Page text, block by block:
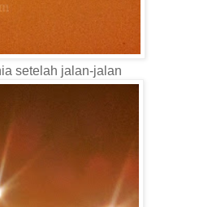
setelah jalan-jalan